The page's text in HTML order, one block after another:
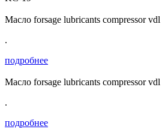
Масло forsage lubricants compressor vdl
.
подробнее
Масло forsage lubricants compressor
.
подробнее